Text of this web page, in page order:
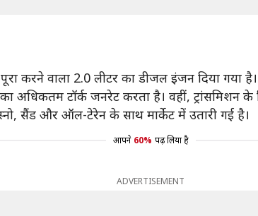
करने वाला 2.0 लीटर का डीजल इंजन दिया गया है।
टॉर्क जनरेट करता है। वहीं, ट्रांसमिशन के
सैंड और ऑल-टेरेन के साथ मार्केट में उतारी गई है।
आपने 60% पढ़ लिया है
ADVERTISEMENT